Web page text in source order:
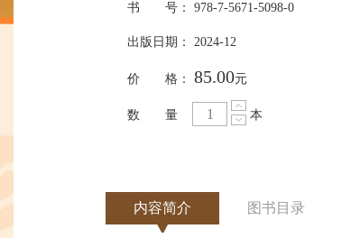
书 号： 978-7-5671-5098-0
出版日期： 2024-12
价 格： 85.00元
数 量 本
内容简介 图书目录